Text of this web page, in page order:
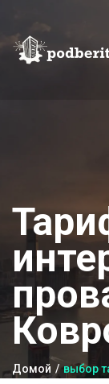
Домой выбор